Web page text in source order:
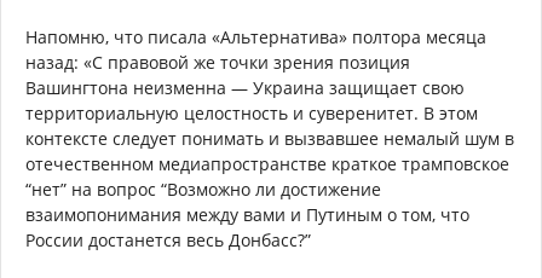
Напомню, что писала «Альтернатива» полтора месяца
назад: «С правовой же точки зрения позиция
Вашингтона неизменна — Украина защищает свою
территориальную целостность и суверенитет. В этом
контексте следует понимать и вызвавшее немалый шум в
отечественном медиапространстве краткое трамповское
“нет” на вопрос “Возможно ли достижение
взаимопонимания между вами и Путиным о том, что
России достанется весь Донбасс?”